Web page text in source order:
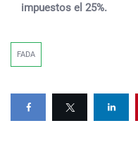
impuestos el 25%.
FADA